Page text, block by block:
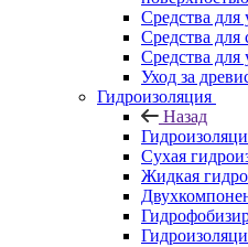
Средства для
Средства для
Средства для
Уход за
Гидроизоляция
Назад
Сухая
Жидкая